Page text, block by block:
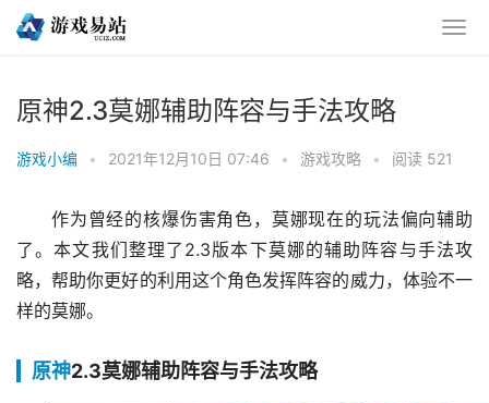
原神2.3莫娜辅助阵容与手法攻略
游戏小编 • 2021年12月10日 07:46 • 游戏攻略 • 阅读 521
作为曾经的核爆伤害角色，莫娜现在的玩法偏向辅助
了。本文我们整理了2.3版本下莫娜的辅助阵容与手法攻
略，帮助你更好的利用这个角色发挥阵容的威力，体验不一
样的莫娜。
原神2.3莫娜辅助阵容与手法攻略